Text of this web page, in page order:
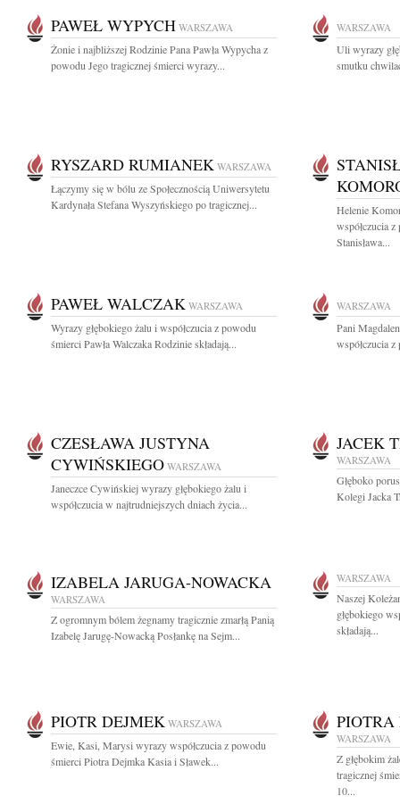
PAWEŁ WYPYCH WARSZAWA
Żonie i najbliższej Rodzinie Pana Pawła Wypycha z
powodu Jego tragicznej śmierci wyrazy...
WARSZAWA
Uli wyrazy
smutku
RYSZARD RUMIANEK WARSZAWA
Łączymy się w bólu ze Społecznością Uniwersytetu
Kardynała Stefana Wyszyńskiego po tragicznej...
Helenie
współczucia
Stanisława...
PAWEŁ WALCZAK WARSZAWA
Wyrazy głębokiego żalu i współczucia z powodu
śmierci Pawła Walczaka Rodzinie składają...
WARSZAWA
Pani
współczucia
CZESŁAWA JUSTYNA
CYWIŃSKIEGO WARSZAWA
Janeczce Cywińskiej wyrazy głębokiego żalu i
współczucia w najtrudniejszych dniach życia...
JACEK
WARSZAWA
Głęboko
Kolegi Jacka
IZABELA JARUGA-NOWACKA
WARSZAWA
Z ogromnym bólem żegnamy tragicznie zmarłą Panią
Izabelę Jarugę-Nowacką Posłankę na Sejm...
WARSZAWA
Naszej
głębokiego
składają...
PIOTR DEJMEK WARSZAWA
Ewie, Kasi, Marysi wyrazy współczucia z powodu
śmierci Piotra Dejmka Kasia i Sławek...
PIOTRA
WARSZAWA
Z głębokim
tragicznej
10...